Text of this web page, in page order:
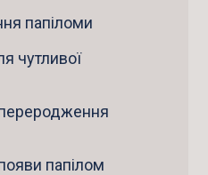
папіломи
чутливої
папілом